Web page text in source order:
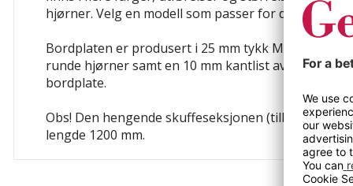
hjørner. Velg en modell som passer for deg og din
Bordplaten er produsert i 25 mm tykk MDF, belagt
runde hjørner samt en 10 mm kantlist av ABS-
bordplate.
Obs! Den hengende skuffeseksjonen (tilbehør)
lengde 1200 mm.